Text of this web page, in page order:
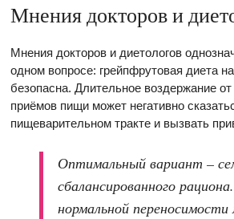
Мнения докторов и
Мнения докторов и диетологов
одном вопросе: грейпфрутовая диета
безопасна. Длительное воздержание
приёмов пищи может негативно
пищеварительном тракте и вызвать
Оптимальный вариант –
сбалансированного
нормальной